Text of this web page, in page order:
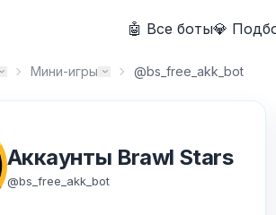
🤖 Все боты💎
Мини-игры @bs_free_akk_bot
Аккаунты Brawl Stars
@bs_free_akk_bot